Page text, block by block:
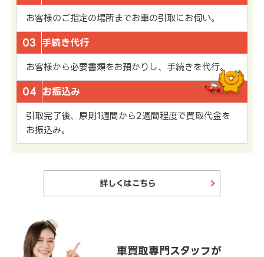
お客様のご指定の場所までお車の引取にお伺い。
03 手続き代行
お客様から必要書類をお預かりし、手続きを代行。
04 お振込み
引取完了後、原則1週間から2週間程度で買取代金を
お振込み。
詳しくはこちら
車買取専門スタッフが